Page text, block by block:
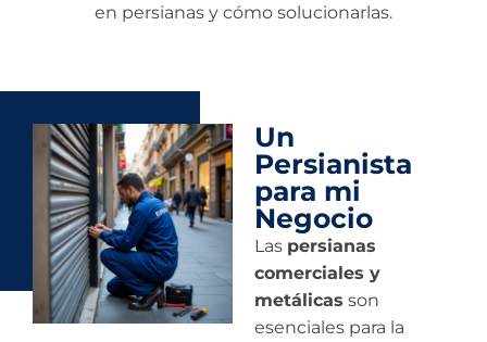
en persianas y cómo solucionarlas.
Un
Persianista
para mi
Negocio
Las persianas
comerciales y
metálicas son
esenciales para la